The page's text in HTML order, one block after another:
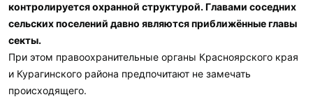
контролируется охранной структурой. Главами соседних
сельских поселений давно являются приближённые главы
секты.
При этом правоохранительные органы Красноярского края
и Курагинского района предпочитают не замечать
происходящего.